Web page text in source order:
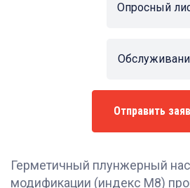
Опросный
Отправить
Герметичный плунжерный
модификации (индекс М8)